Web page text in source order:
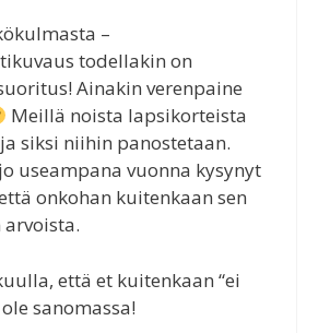
–
todellakin on
Ainakin verenpaine
Meillä noista lapsikorteista
siksi niihin panostetaan.
useampana vuonna kysynyt
onkohan kuitenkaan sen
arvoista.
että et kuitenkaan “ei
sanomassa!